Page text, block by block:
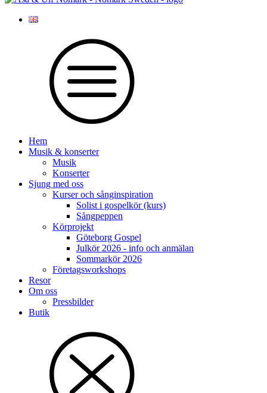
Hem
Musik & konserter
Musik
Konserter
Sjung med oss
Kurser och sånginspiration
Solist i gospelkör (kurs)
Sångpeppen
Körprojekt
Göteborg Gospel
Julkör 2026 - info och anmälan
Sommarkör 2026
Företagsworkshops
Resor
Om oss
Pressbilder
Butik